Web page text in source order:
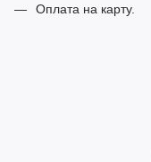
Оплата на карту.